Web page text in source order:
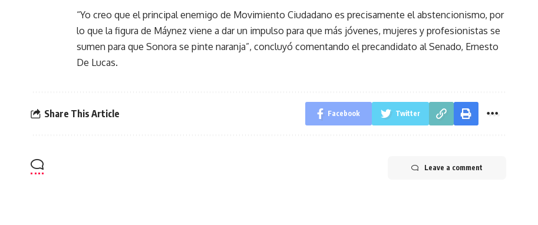
“Yo creo que el principal enemigo de Movimiento Ciudadano es precisamente el abstencionismo, por
lo que la figura de Máynez viene a dar un impulso para que más jóvenes, mujeres y profesionistas se
sumen para que Sonora se pinte naranja”, concluyó comentando el precandidato al Senado, Ernesto
De Lucas.
Share This Article Facebook Twitter
Leave a comment